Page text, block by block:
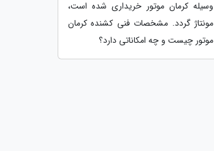
وسیله کرمان موتور خریداری شده است،
مونتاژ گردد. مشخصات فنی کشنده کرمان
موتور چیست و چه امکاناتی دارد؟